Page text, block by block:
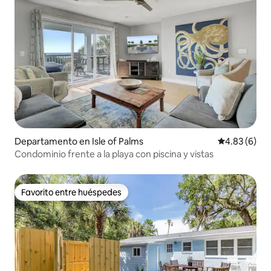
Departamento en Isle of Palms Calificación
4.83 (6)
Condominio frente a la playa con piscina y vistas
Favorito entre huéspedes
Favorito entre huéspedes